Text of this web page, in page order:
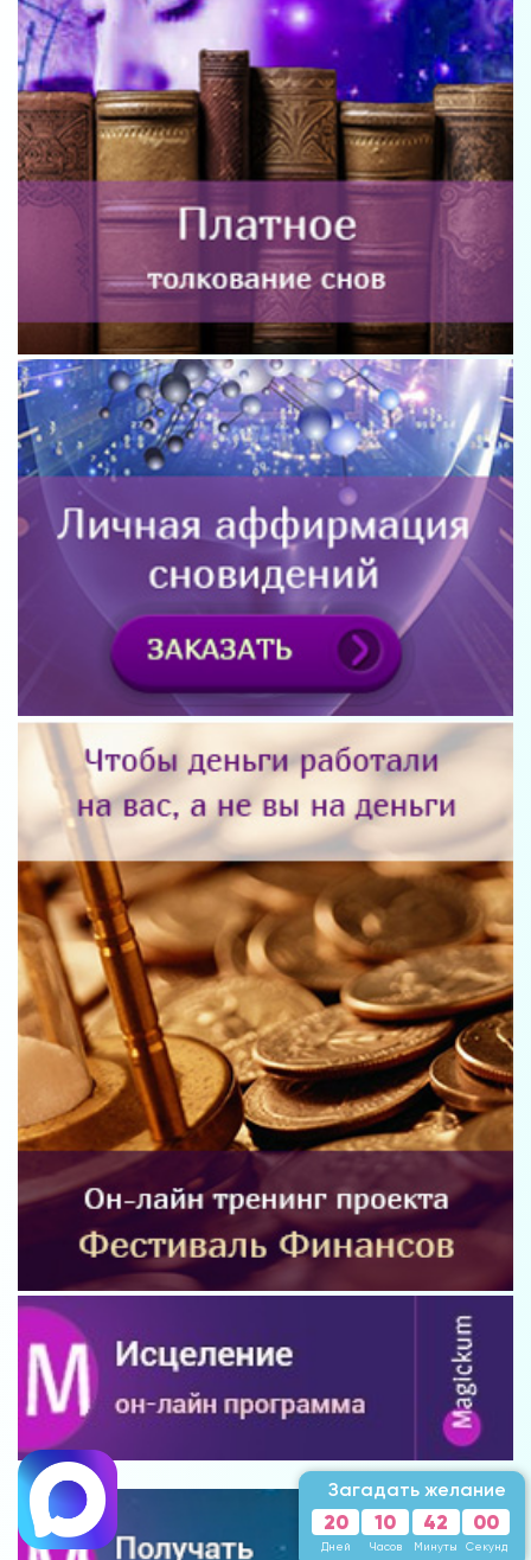
Загадать желание
20
Дней
10
Часов
41
Минута
58
Секунд